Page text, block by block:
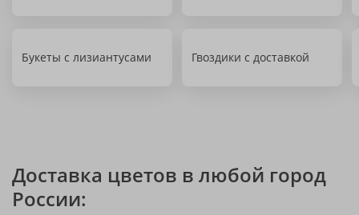
Букеты с лизиантусами Гвоздики с доставкой
Доставка цветов в любой город
России: